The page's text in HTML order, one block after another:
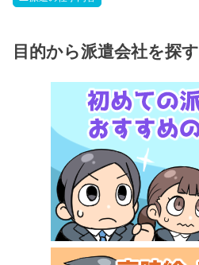
目的から派遣会社を探す